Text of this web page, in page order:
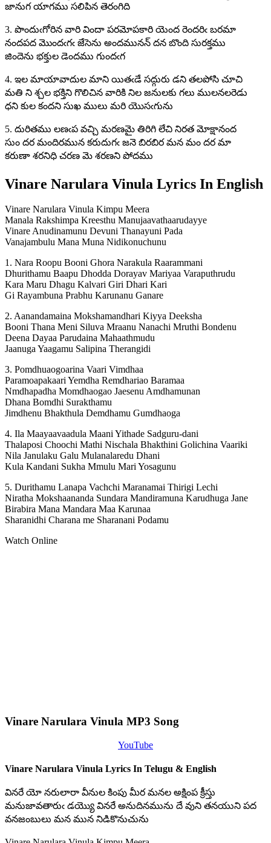
జానుగ యాగము సలిపిన తెరంగిది
3. పొందుఁగోరిన వారి విందా పరమోపకారి యెంద రెందరిఁ బరమా
నందపద మొందఁగఁ జేసెను అందమునన్ దన బొంది సురక్తము
జిందెను భక్తుల డెందము గుందఁగ
4. ఇల మాయావాదుల మాని యితఁడే సద్గురు డని తలపోసి చూచి
మతి ని శ్చల భక్తిని గొలిచిన వారికి నిల జనులకు గలు ములనలరెడు
ధని కుల కందని సుఖ ములు మరి యొసఁగును
5. దురితము లణఁప వచ్చి మరణమై తిరిగి లేచి నిరత మోక్షానంద
సుం దర మందిరమున కరుదుగఁ జనె బిరబిర మన మం దర మా
కరుణా శరనిధి చరణ మె శరణని పోదము
Vinare Narulara Vinula Lyrics In English
Vinare Narulara Vinula Kimpu Meera
Manala Rakshimpa Kreesthu Manujaavathaarudayye
Vinare Anudinamunu Devuni Thanayuni Pada
Vanajambulu Mana Muna Nidikonuchunu
1. Nara Roopu Booni Ghora Narakula Raarammani
Dhurithamu Baapu Dhodda Dorayav Mariyaa Varaputhrudu
Kara Maru Dhagu Kalvari Giri Dhari Kari
Gi Rayambuna Prabhu Karunanu Ganare
2. Aanandamaina Mokshamandhari Kiyya Deeksha
Booni Thana Meni Siluva Mraanu Nanachi Mruthi Bondenu
Deena Dayaa Parudaina Mahaathmudu
Jaanuga Yaagamu Salipina Therangidi
3. Pomdhuaogoarina Vaari Vimdhaa
Paramoapakaari Yemdha Remdhariao Baramaa
Nmdhapadha Momdhaogao Jaesenu Amdhamunan
Dhana Bomdhi Surakthamu
Jimdhenu Bhakthula Demdhamu Gumdhaoga
4. Ila Maayaavaadula Maani Yithade Sadguru-dani
Thalaposi Choochi Mathi Nischala Bhakthini Golichina Vaariki
Nila Janulaku Galu Mulanalaredu Dhani
Kula Kandani Sukha Mmulu Mari Yosagunu
5. Durithamu Lanapa Vachchi Maranamai Thirigi Lechi
Niratha Mokshaananda Sundara Mandiramuna Karudhuga Jane
Birabira Mana Mandara Maa Karunaa
Sharanidhi Charana me Sharanani Podamu
Watch Online
Vinare Narulara Vinula MP3 Song
YouTube
Vinare Narulara Vinula Lyrics In Telugu & English
వినరే యో నరులారా వీనుల కింపు మీర మనల అక్షింప క్రీస్తు
మనుజావతారుఁ డయ్యొ వినరే అనుదినమును దే వుని తనయుని పద
వనజంబులు మన మున నిడికొనుచును